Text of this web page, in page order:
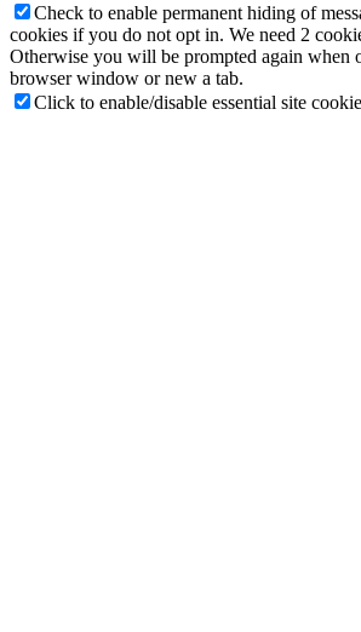
Check to enable permanent hiding of
cookies if you do not opt in. We need 2
Otherwise you will be prompted again when
browser window or new a tab.
Click to enable/disable essential site